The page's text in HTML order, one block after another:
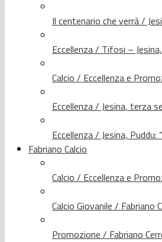
Il centenario che verrà /
Eccellenza / Tifosi –
Calcio / Eccellenza e
Eccellenza / Jesina, terza
Eccellenza / Jesina,
Fabriano Calcio
Calcio / Eccellenza e
Calcio Giovanile /
Promozione / Fabriano